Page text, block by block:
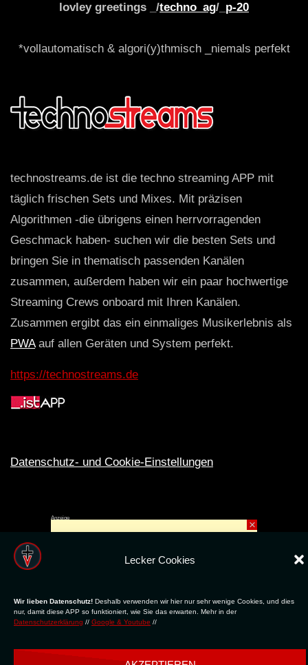
Lecker Cookies
Wir lieben Datenschutz! Deshalb verwenden wir hier nur sehr wenige Cookies, und dies
nur, damit diese APP so funktioniert, wie Sie das erwarten. Mehr in der
Datenschutzerklärung // Google & Youtube //
lovley greetings _/techno_ag/_ p-20
*vollautomatisch & algori(y)thmisch _niemals perfekt
technostreams.de ist die techno streaming APP mit
täglich frischen Sets und Mixes. Mit präzisen
Algorithmen -die übrigens einen herrvorragenden
Geschmack haben- suchen wir die besten Sets und
bringen Sie in thematisch passenden Kanälen
zusammen, außerdem haben wir ein paar hochwertige
Streaming Crews onboard mit Ihren Kanälen.
Zusammen ergibt das ein einmaliges Musikerlebnis als
PWAauf allen Geräten und System perfekt.
https://technostreams.de
Datenschutz- und Cookie-Einstellungen
Anzeige
×